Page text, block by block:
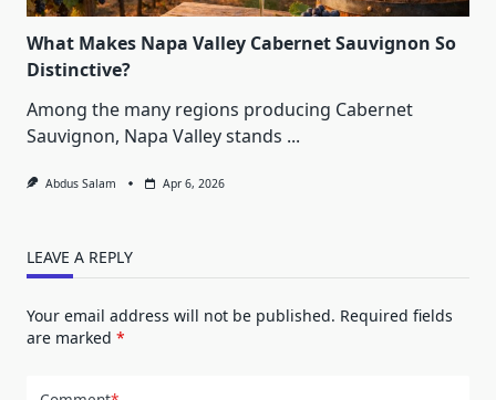
What Makes Napa Valley Cabernet Sauvignon So
Distinctive?
Among the many regions producing Cabernet
Sauvignon, Napa Valley stands ...
Abdus Salam Apr 6, 2026
LEAVE A REPLY
Your email address will not be published. Required fields
are marked *